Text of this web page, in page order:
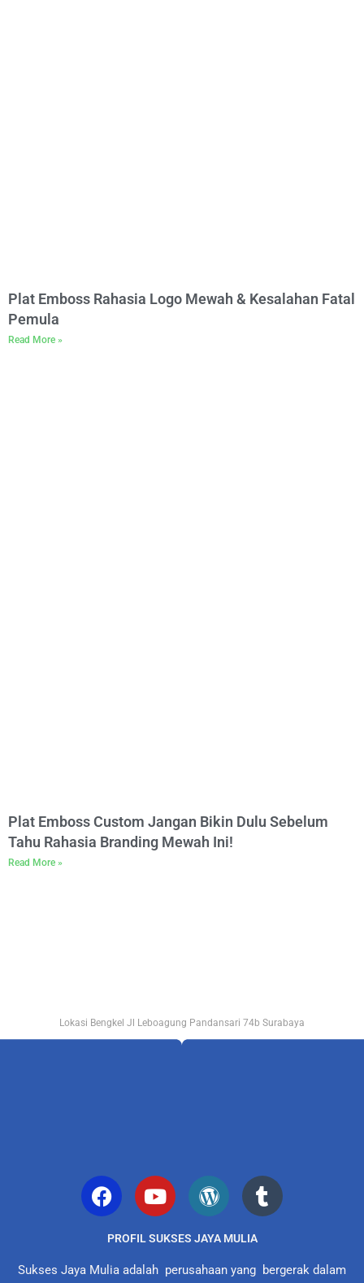
Plat Emboss Rahasia Logo Mewah & Kesalahan Fatal
Pemula
Read More »
Plat Emboss Custom Jangan Bikin Dulu Sebelum
Tahu Rahasia Branding Mewah Ini!
Read More »
Lokasi Bengkel Jl Leboagung Pandansari 74b Surabaya
PROFIL SUKSES JAYA MULIA
Sukses Jaya Mulia adalah perusahaan yang bergerak dalam